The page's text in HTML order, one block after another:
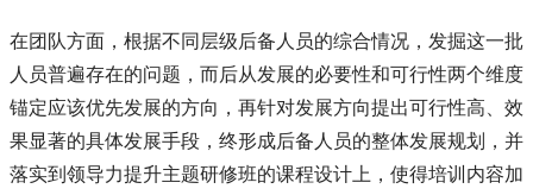
在团队方面，根据不同层级后备人员的综合情况，发掘这一批
人员普遍存在的问题，而后从发展的必要性和可行性两个维度
锚定应该优先发展的方向，再针对发展方向提出可行性高、效
果显著的具体发展手段，终形成后备人员的整体发展规划，并
落实到领导力提升主题研修班的课程设计上，使得培训内容加